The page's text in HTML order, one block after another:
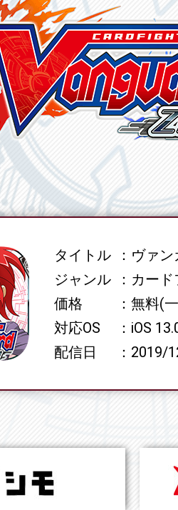
SPECタイトル
ヴァン
ジャンル
カード
価格
無料(
対応OS
iOS
配信日
2019/